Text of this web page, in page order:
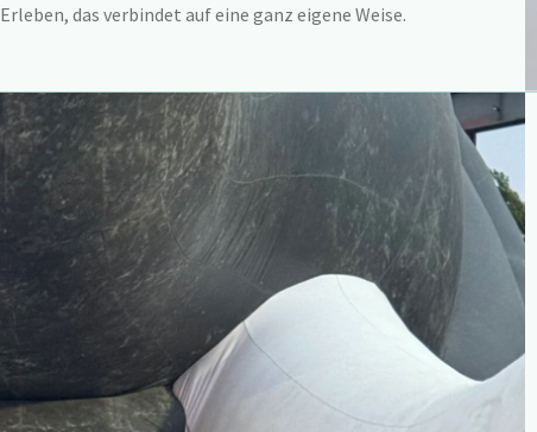
Erleben, das verbindet auf eine ganz eigene Weise.